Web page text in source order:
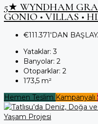
5★ WYNDHAM
GONIO • VILLAS •
€111.371'DAN
Yataklar: 3
Banyolar: 2
Otoparklar: 2
173,5 m²
Hemen Teslim Kampanyalı